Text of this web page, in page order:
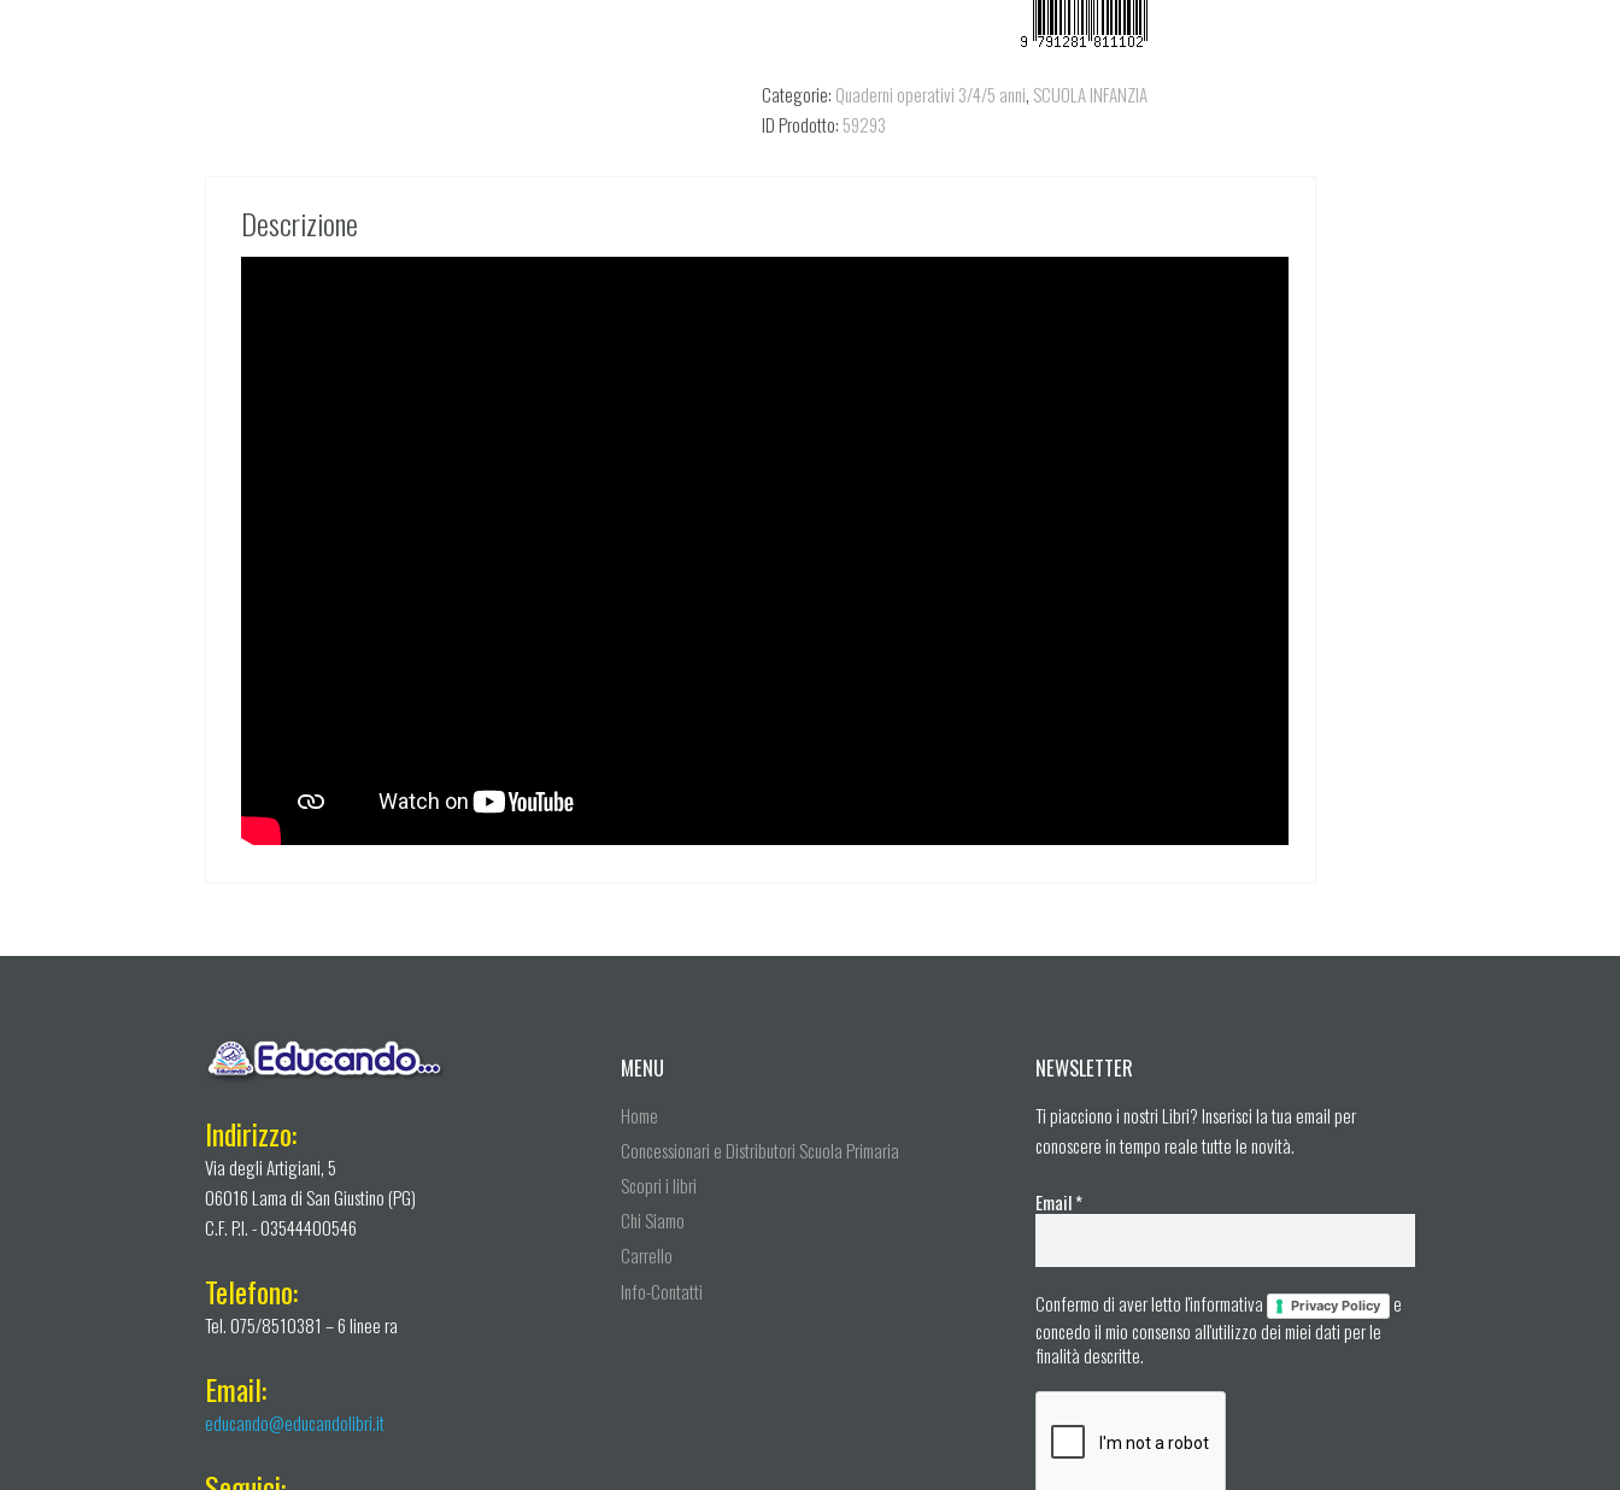
Categorie: Quaderni operativi 3/4/5 anni, SCUOLA INFANZIA
ID Prodotto: 59293
Descrizione
Indirizzo:
Via degli Artigiani, 5
06016 Lama di San Giustino (PG)
C.F. P.I. - 03544400546
Telefono:
Tel. 075/8510381 – 6 linee ra
Email:
educando@educandolibri.it
MENU
Home
Concessionari e Distributori Scuola Primaria
Scopri i libri
Chi Siamo
Carrello
Info-Contatti
NEWSLETTER
Ti piacciono i nostri Libri? Inserisci la tua email per
conoscere in tempo reale tutte le novità.
Email*
Confermo di aver letto l'informativa Privacy Policy
e
concedo il mio consenso all'utilizzo dei miei dati per le
finalità descritte.